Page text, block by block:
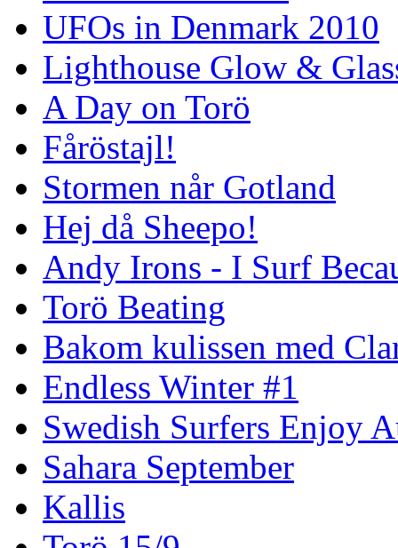
UFOs in Denmark 2010
Lighthouse Glow &
A Day on Torö
Fåröstajl!
Stormen når Gotland
Hej då Sheepo!
Andy Irons - I Surf
Torö Beating
Bakom kulissen med
Endless Winter #1
Swedish Surfers Enjoy
Sahara September
Kallis